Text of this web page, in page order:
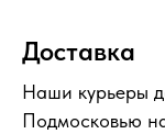
Доставка
Наши курьеры
Подмосковью